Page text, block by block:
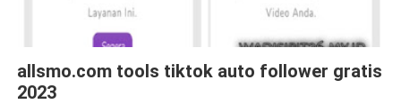
allsmo.com tools tiktok auto follower gratis
2023